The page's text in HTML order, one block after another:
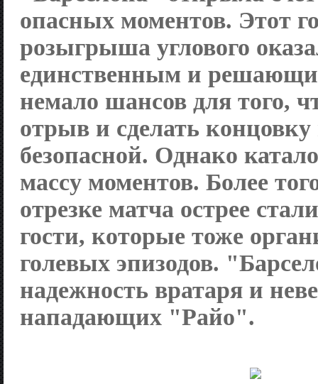
опасных моментов. Этот
розыгрыша углового
единственным и
немало шансов для того,
отрыв и сделать концовку
безопасной. Однако
массу моментов. Более
отрезке матча острее
гости, которые тоже
голевых эпизодов.
надежность вратаря и
нападающих "Райо".